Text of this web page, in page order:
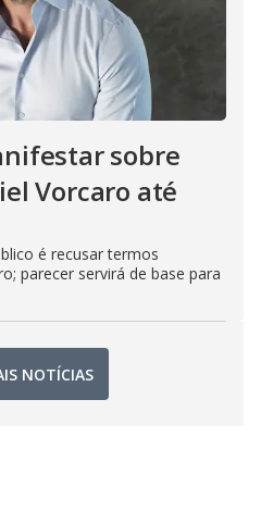
sobre
Vorcaro até
é recusar termos
parecer servirá de base para
NOTÍCIAS